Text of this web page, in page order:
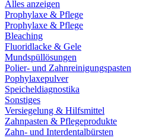
Alles anzeigen
Prophylaxe & Pflege
Prophylaxe & Pflege
Bleaching
Fluoridlacke & Gele
Mundspüllösungen
Polier- und Zahnreinigungspasten
Pophylaxepulver
Speicheldiagnostika
Sonstiges
Versiegelung & Hilfsmittel
Zahnpasten & Pflegeprodukte
Zahn- und Interdentalbürsten